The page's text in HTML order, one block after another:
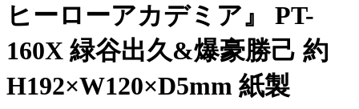
ヒーローアカデミア』 PT-
160X 緑谷出久&爆豪勝己 約
H192×W120×D5mm 紙製